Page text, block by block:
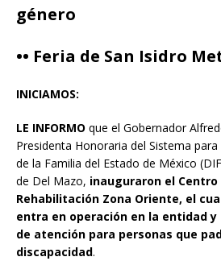
género
•• Feria de San Isidro
INICIAMOS:
LE INFORMO que el Gobernador
Presidenta Honoraria del Sistema
de la Familia del Estado de México
de Del Mazo, inauguraron el
Rehabilitación Zona Oriente, el
entra en operación en la entidad
de atención para personas que
discapacidad.